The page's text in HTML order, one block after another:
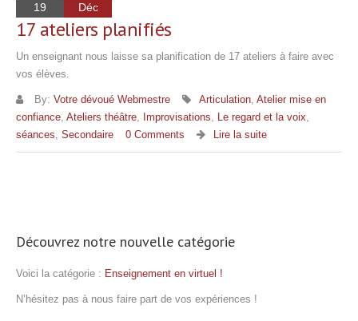
19 Déc
17 ateliers planifiés
Un enseignant nous laisse sa planification de 17 ateliers à faire avec
vos élèves.
By: Votre dévoué Webmestre Articulation, Atelier mise en
confiance, Ateliers théâtre, Improvisations, Le regard et la voix,
séances, Secondaire 0 Comments Lire la suite
Découvrez notre nouvelle catégorie
Voici la catégorie : Enseignement en virtuel !
N’hésitez pas à nous faire part de vos expériences !